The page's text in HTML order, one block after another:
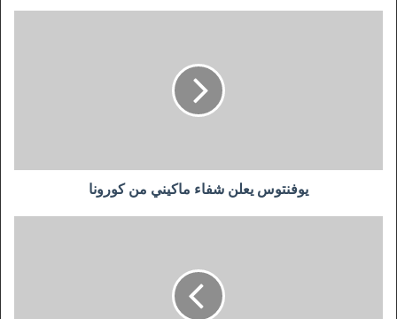
يوفنتوس يعلن شفاء ماكيني من كورونا